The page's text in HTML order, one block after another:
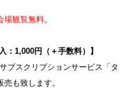
観覧無料。
：1,000円（＋手数料）】
ブスクリプションサービス「タ
も致します。